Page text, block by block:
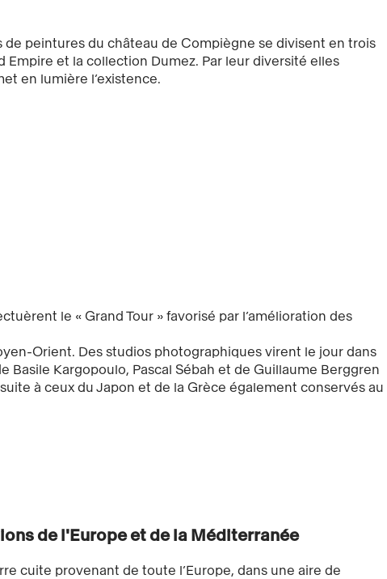
peintures du château de Compiègne se divisent en trois
et la collection Dumez. Par leur diversité elles
en lumière l’existence.
le « Grand Tour » favorisé par l’amélioration des
Orient. Des studios photographiques virent le jour dans
Basile Kargopoulo, Pascal Sébah et de Guillaume Berggren
à ceux du Japon et de la Grèce également conservés au
de l'Europe et de la Méditerranée
cuite provenant de toute l’Europe, dans une aire de